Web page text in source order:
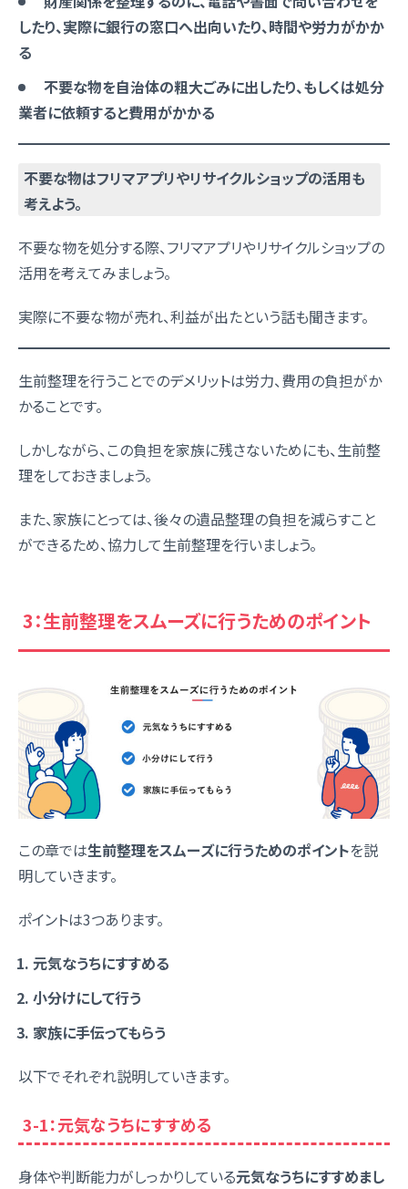
したり、実際に銀行の窓口へ出向いたり、時間や労力がかか
る
不要な物を自治体の粗大ごみに出したり、もしくは処分
業者に依頼すると費用がかかる
不要な物はフリマアプリやリサイクルショップの活用も
考えよう。
不要な物を処分する際、フリマアプリやリサイクルショップの
活用を考えてみましょう。
実際に不要な物が売れ、利益が出たという話も聞きます。
生前整理を行うことでのデメリットは労力、費用の負担がか
かることです。
しかしながら、この負担を家族に残さないためにも、生前整
理をしておきましょう。
また、家族にとっては、後々の遺品整理の負担を減らすこと
ができるため、協力して生前整理を行いましょう。
3：生前整理をスムーズに行うためのポイント
この章では生前整理をスムーズに行うためのポイントを説
明していきます。
ポイントは3つあります。
元気なうちにすすめる
小分けにして行う
家族に手伝ってもらう
以下でそれぞれ説明していきます。
3-1：元気なうちにすすめる
身体や判断能力がしっかりしている元気なうちにすすめまし